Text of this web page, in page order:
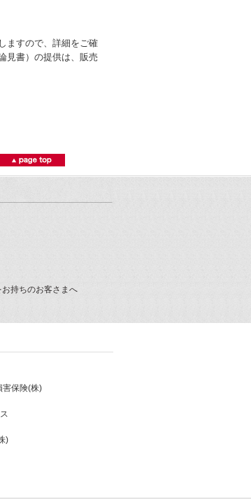
ますので、詳細をご確
見書）の提供は、販売
持ちのお客さまへ
害保険(株)
)